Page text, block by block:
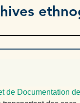
de Documentation